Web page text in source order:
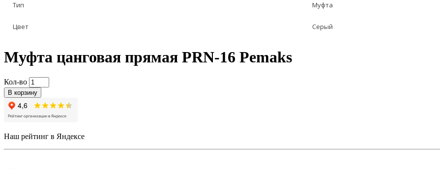
Тип Муфта
Цвет Серый
Муфта цанговая прямая PRN-16 Pemaks
Кол-во
В корзину
Наш рейтинг в Яндексе